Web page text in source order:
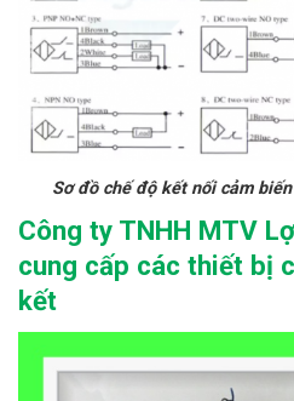
Sơ đồ chế độ kết nối cảm
Công ty TNHH MTV
cung cấp các thiết bị
kết